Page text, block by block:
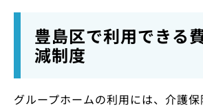
豊島区で利用できる
減制度
グループホームの利用には、介護